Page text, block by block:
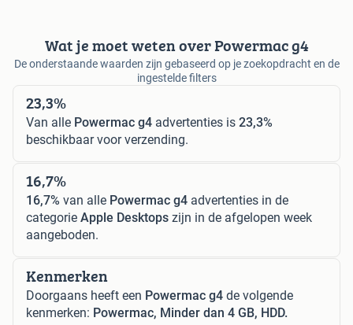
Wat je moet weten over Powermac g4
De onderstaande waarden zijn gebaseerd op je zoekopdracht en de
ingestelde filters
23,3%
Van alle Powermac g4 advertenties is 23,3%
beschikbaar voor verzending.
16,7%
16,7% van alle Powermac g4 advertenties in de
categorie Apple Desktops zijn in de afgelopen week
aangeboden.
Kenmerken
Doorgaans heeft een Powermac g4 de volgende
kenmerken: Powermac, Minder dan 4 GB, HDD.